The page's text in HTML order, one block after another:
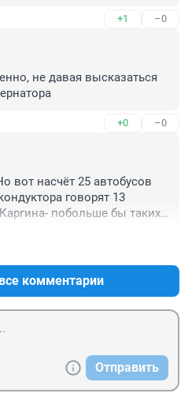
и не плачутся, что
у рта, что другие
и его руководители
а хапугами (35 рублей за
- не смогли
+1 –0
не давая высказаться
+0 –0
вот насчёт 25 автобусов
говорят 13
побольше бы таких
комментарии
Отправить